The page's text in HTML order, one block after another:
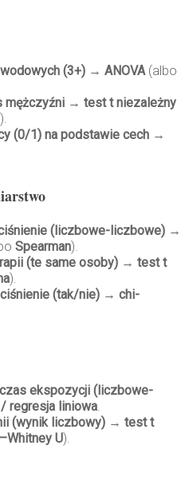
(3+) →ANOVA(albo
mężczyźni →test t niezależny
).
(0/1) na podstawie cech →
(liczbowe-liczbowe) →
Spearman).
(te same osoby) →test t
).
(tak/nie) →chi-
ekspozycji (liczbowe-
regresja liniowa.
(wynik liczbowy) →test t
U).